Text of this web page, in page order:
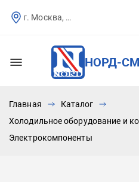
г. Москва, Севастопольский пр-т, д.25
НОРД-СМ
Главная
Каталог
Холодильное оборудование и
Электрокомпоненты